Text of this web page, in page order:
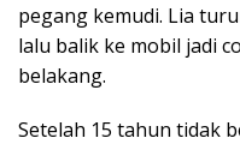
pegang kemudi. Lia
lalu balik ke mobil jadi
belakang.
Setelah 15 tahun tidak